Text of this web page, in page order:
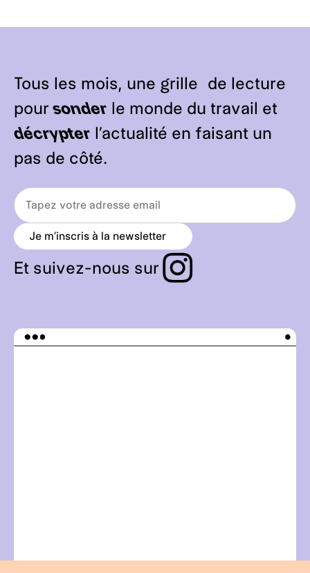
Tous les mois, une grille de lecture
pour sonder le monde du travail et
décrypter l’actualité en faisant un
pas de côté.
Je m’inscris à la newsletter
r
r
o
w
h
Et suivez-nous sur